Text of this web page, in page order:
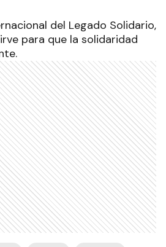
del Legado Solidario,
para que la solidaridad